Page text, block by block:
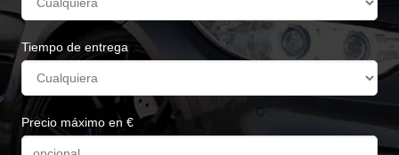
Tiempo de entrega
Precio máximo en €